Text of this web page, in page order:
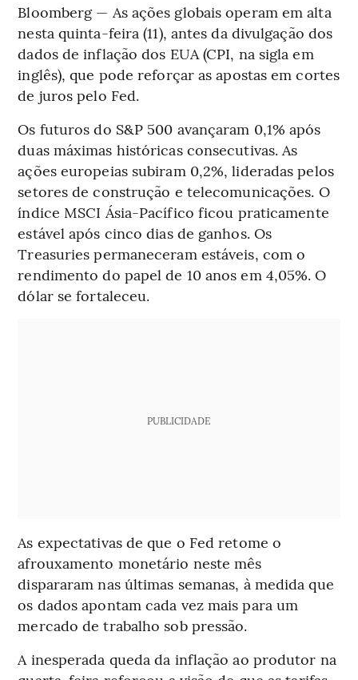
Bloomberg — As ações globais operam em alta
nesta quinta-feira (11), antes da divulgação dos
dados de inflação dos EUA (CPI, na sigla em
inglês), que pode reforçar as apostas em cortes
de juros pelo Fed.
Os futuros do S&P 500 avançaram 0,1% após
duas máximas históricas consecutivas. As
ações europeias subiram 0,2%, lideradas pelos
setores de construção e telecomunicações. O
índice MSCI Ásia-Pacífico ficou praticamente
estável após cinco dias de ganhos. Os
Treasuries permaneceram estáveis, com o
rendimento do papel de 10 anos em 4,05%. O
dólar se fortaleceu.
PUBLICIDADE
As expectativas de que o Fed retome o
afrouxamento monetário neste mês
dispararam nas últimas semanas, à medida que
os dados apontam cada vez mais para um
mercado de trabalho sob pressão.
A inesperada queda da inflação ao produtor na